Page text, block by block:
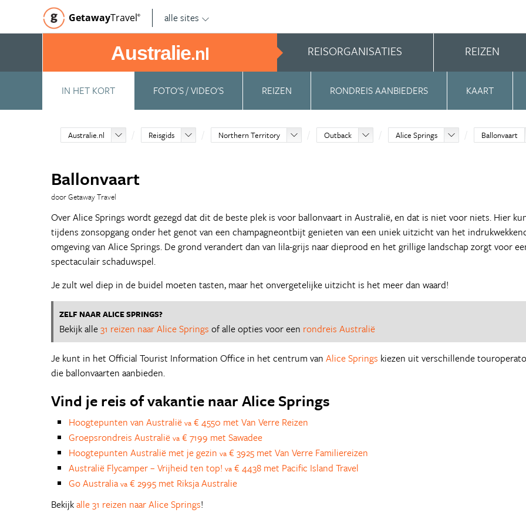
GetawayTravel© alle sites
Australie.nl REISORGANISATIES REIZEN
IN HET KORT FOTO'S / VIDEO'S REIZEN RONDREIS AANBIEDERS KAART
Australie.nl Reisgids Northern Territory Outback Alice Springs Ballonvaart
Ballonvaart
door Getaway Travel
Over Alice Springs wordt gezegd dat dit de beste plek is voor ballonvaart in Australië, en dat is niet voor niets. Hier
tijdens zonsopgang onder het genot van een champagneontbijt genieten van een uniek uitzicht van het
omgeving van Alice Springs. De grond verandert dan van lila-grijs naar dieprood en het grillige landschap zorgt voor
spectaculair schaduwspel.
Je zult wel diep in de buidel moeten tasten, maar het onvergetelijke uitzicht is het meer dan waard!
ZELF NAAR ALICE SPRINGS?
Bekijk alle31 reizen naar Alice Springs of alle opties voor een rondreis Australië
Je kunt in het Official Tourist Information Office in het centrum van Alice Springs kiezen uit verschillende
die ballonvaarten aanbieden.
Vind je reis of vakantie naar Alice Springs
Hoogtepunten van Australië va € 4550 met Van Verre Reizen
Groepsrondreis Australië va € 7199 met Sawadee
Hoogtepunten Australië met je gezin va € 3925 met Van Verre Familiereizen
Australië Flycamper – Vrijheid ten top! va € 4438 met Pacific Island Travel
Go Australia va € 2995 met Riksja Australie
Bekijkalle 31 reizen naar Alice Springs!